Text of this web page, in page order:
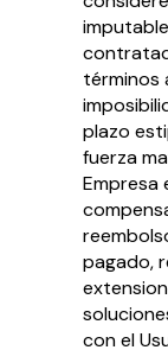
términos
plazo
fuerza
Empresa
pagado,
con el